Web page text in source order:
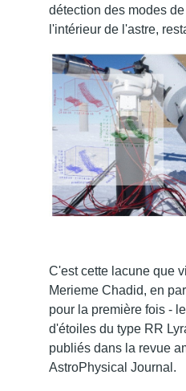
détection des modes
l'intérieur de l'astre,
C'est cette lacune que
Merieme Chadid, en
pour la première fois -
d'étoiles du type RR
publiés dans la revue
AstroPhysical Journal.